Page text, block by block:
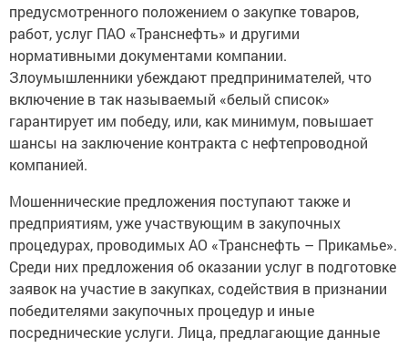
предусмотренного положением о закупке товаров,
работ, услуг ПАО «Транснефть» и другими
нормативными документами компании.
Злоумышленники убеждают предпринимателей, что
включение в так называемый «белый список»
гарантирует им победу, или, как минимум, повышает
шансы на заключение контракта с нефтепроводной
компанией.
Мошеннические предложения поступают также и
предприятиям, уже участвующим в закупочных
процедурах, проводимых АО «Транснефть – Прикамье».
Среди них предложения об оказании услуг в подготовке
заявок на участие в закупках, содействия в признании
победителями закупочных процедур и иные
посреднические услуги. Лица, предлагающие данные